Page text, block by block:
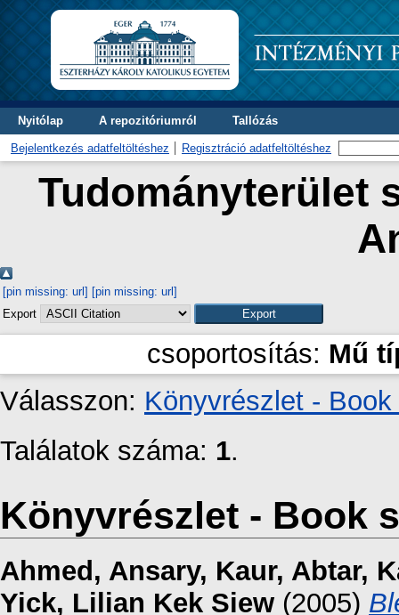
Nyitólap A repozitóriumról Tallózás
Bejelentkezés adatfeltöltéshez Regisztráció adatfeltöltéshez
Tudományterület
[pin missing: url] [pin missing: url]
Export
csoportosítás: Mű
Válasszon: Könyvrészlet -
Találatok száma: 1.
Könyvrészlet - Book
Ahmed, Ansary, Kaur, Abtar,
Yick, Lilian Kek Siew (2005)